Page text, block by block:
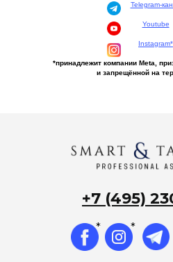
Telegram-
Youtube
Instagram*
*принадлежит компании Meta,
и запрещённой на
+7 (495)
* *